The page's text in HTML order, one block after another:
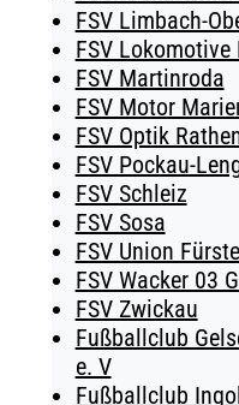
FSV Limbach-
FSV Lokomotive
FSV Martinroda
FSV Motor
FSV Optik
FSV Pockau-
FSV Schleiz
FSV Sosa
FSV Union
FSV Wacker 03
FSV Zwickau
Fußballclub
e. V
Fußballclub